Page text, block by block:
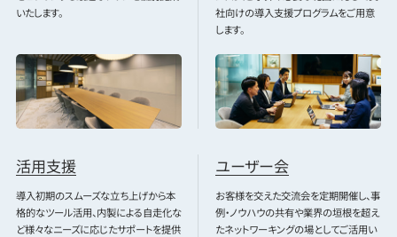
いたします。
社向けの導入支援プログラムをご用意
します。
活用支援
導入初期のスムーズな立ち上げから本
格的なツール活用、内製による自走化な
ど様々なニーズに応じたサポートを提供
ユーザー会
お客様を交えた交流会を定期開催し、事
例・ノウハウの共有や業界の垣根を超え
たネットワーキングの場としてご活用い